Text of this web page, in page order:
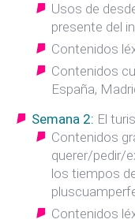
Usos de
presente del
Contenidos
Contenidos
España,
Semana 2: El
Contenidos
querer/pedir/
los tiempos
Contenidos